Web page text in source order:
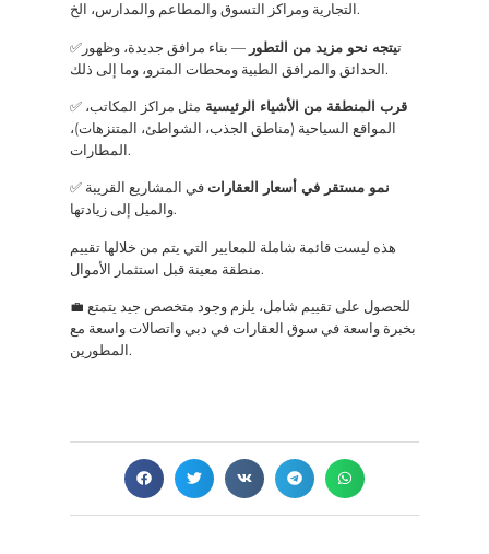
التجارية ومراكز التسوق والمطاعم والمدارس، الخ.
✅تيتجه نحو مزيد من التطور — بناء مرافق جديدة، وظهور
الحدائق والمرافق الطبية ومحطات المترو، وما إلى ذلك.
✅ قرب المنطقة من الأشياء الرئيسية مثل مراكز المكاتب،
المواقع السياحية (مناطق الجذب، الشواطئ، المتنزهات)،
المطارات.
✅ نمو مستقر في أسعار العقارات في المشاريع القريبة
والميل إلى زيادتها.
هذه ليست قائمة شاملة للمعايير التي يتم من خلالها تقييم
منطقة معينة قبل استثمار الأموال.
💼 للحصول على تقييم شامل، يلزم وجود متخصص جيد يتمتع
بخبرة واسعة في سوق العقارات في دبي واتصالات واسعة مع
المطورين.